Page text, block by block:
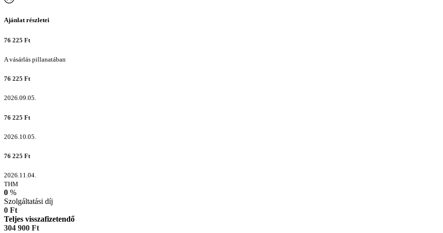
Ajánlat részletei
76 225 Ft
A vásárlás pillanatában
76 225 Ft
2026.09.05.
76 225 Ft
2026.10.05.
76 225 Ft
2026.11.04.
THM
0 %
Szolgáltatási díj
0 Ft
Teljes visszafizetendő
304 900 Ft